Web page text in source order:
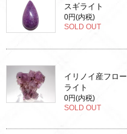
スギライト
0円(内税)
SOLD OUT
イリノイ産フロー
ライト
0円(内税)
SOLD OUT